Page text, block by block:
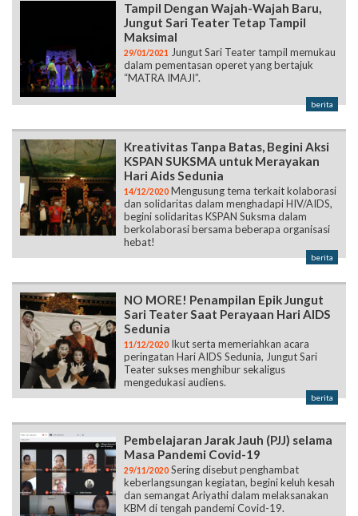
Tampil Dengan Wajah-Wajah Baru,
Jungut Sari Teater Tetap Tampil
Maksimal
29/01/2021 Jungut Sari Teater tampil memukau
dalam pementasan operet yang bertajuk
“MATRA IMAJI”.
berita
Kreativitas Tanpa Batas, Begini Aksi
KSPAN SUKSMA untuk Merayakan
Hari Aids Sedunia
14/12/2020 Mengusung tema terkait kolaborasi
dan solidaritas dalam menghadapi HIV/AIDS,
begini solidaritas KSPAN Suksma dalam
berkolaborasi bersama beberapa organisasi
hebat!
berita
NO MORE! Penampilan Epik Jungut
Sari Teater Saat Perayaan Hari AIDS
Sedunia
11/12/2020 Ikut serta memeriahkan acara
peringatan Hari AIDS Sedunia, Jungut Sari
Teater sukses menghibur sekaligus
mengedukasi audiens.
berita
Pembelajaran Jarak Jauh (PJJ) selama
Masa Pandemi Covid-19
29/11/2020 Sering disebut penghambat
keberlangsungan kegiatan, begini keluh kesah
dan semangat Ariyathi dalam melaksanakan
KBM di tengah pandemi Covid-19.